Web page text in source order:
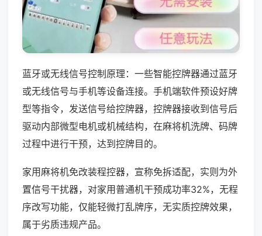
蓝牙或无线信号控制原理：一些智能控牌器通过蓝牙
或无线信号与手机等设备连接。手机端软件预设好牌
型等指令，发送信号给控牌器，控牌器接收到信号后
驱动内部微型电机或机械结构，在麻将机洗牌、码牌
过程中进行干预，达到控牌目的。
家用麻将机免改装程控器，宣称免拆适配，实则为外
置信号干扰器，对家用普通机干预成功率32%，无程
序改写功能，仅能轻微打乱牌序，无实质控牌效果，
属于劣质违规产品。